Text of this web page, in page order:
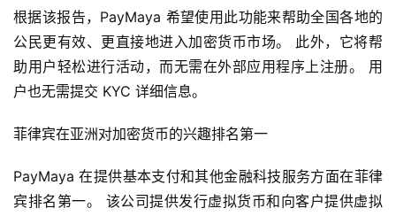
根据该报告，PayMaya 希望使用此功能来帮助全国各地的
公民更有效、更直接地进入加密货币市场。 此外，它将帮
助用户轻松进行活动，而无需在外部应用程序上注册。 用
户也无需提交 KYC 详细信息。
菲律宾在亚洲对加密货币的兴趣排名第一
PayMaya 在提供基本支付和其他金融科技服务方面在菲律
宾排名第一。 该公司提供发行虚拟货币和向客户提供虚拟